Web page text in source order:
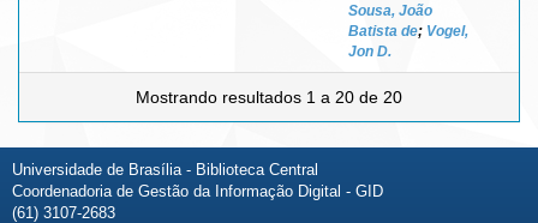
Sousa, João
Batista de; Vogel,
Jon D.
Mostrando resultados 1 a 20 de 20
Universidade de Brasília - Biblioteca Central
Coordenadoria de Gestão da Informação Digital - GID
(61) 3107-2683